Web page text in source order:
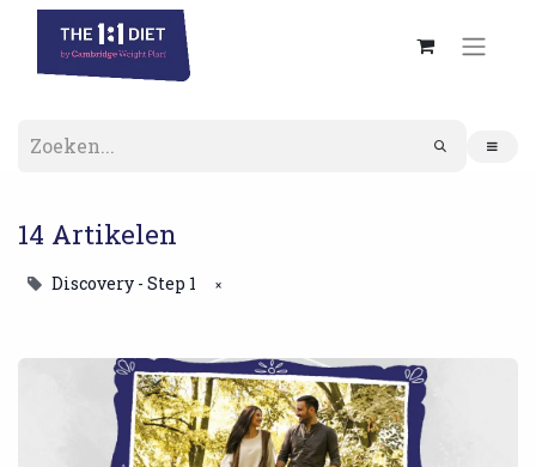
14 Artikelen
Discovery - Step 1 ×